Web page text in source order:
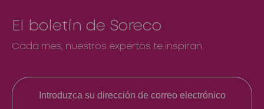
El boletín de Soreco
Cada mes, nuestros expertos te inspiran.